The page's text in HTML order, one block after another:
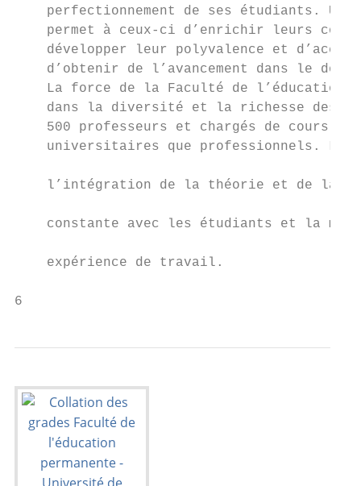
perfectionnement de ses étudiants.
permet à ceux-ci d’enrichir leurs
développer leur polyvalence et
d’obtenir de l’avancement dans le
La force de la Faculté de l’éducation
dans la diversité et la richesse des
500 professeurs et chargés de cours,
universitaires que professionnels.
l’intégration de la théorie et de la
constante avec les étudiants et la
    expérience de travail.
6